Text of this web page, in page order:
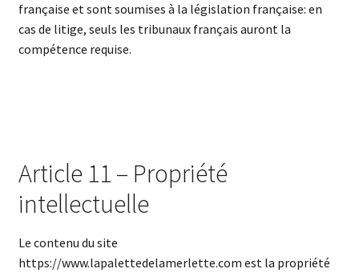
française et sont soumises à la législation française: en
cas de litige, seuls les tribunaux français auront la
compétence requise.
Article 11 – Propriété
intellectuelle
Le contenu du site
https://www.lapalettedelamerlette.com est la propriété